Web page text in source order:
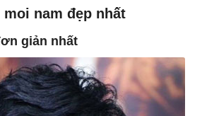
nam đẹp nhất
giản nhất